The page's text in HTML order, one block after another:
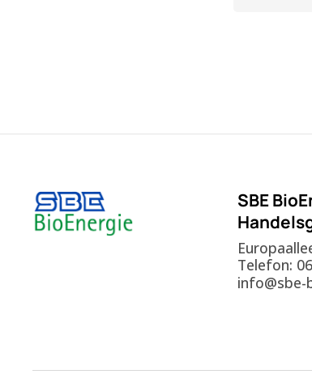
SBE
Telefon:
info@sbe-